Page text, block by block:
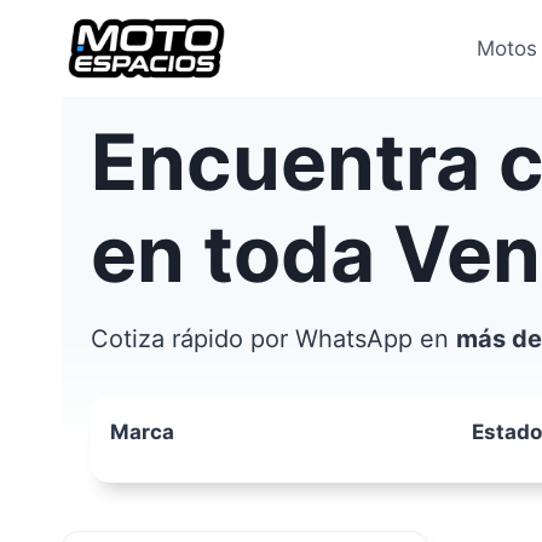
contenido
Encuentra
en toda
Cotiza rápido por WhatsApp en más
Marca Estado